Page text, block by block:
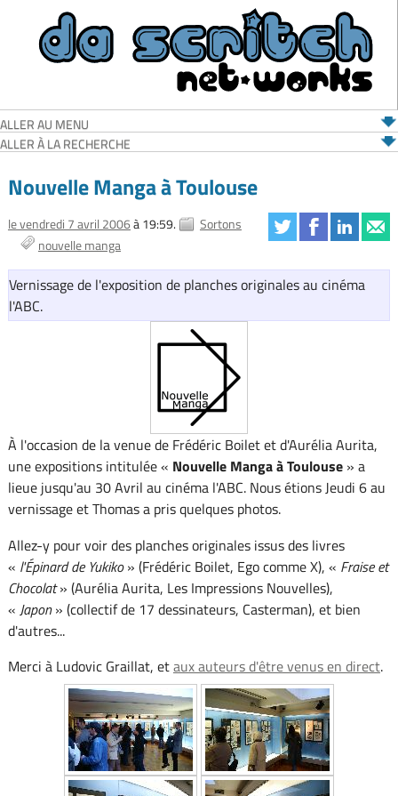
ALLER AU MENU
ALLER À LA RECHERCHE
Nouvelle Manga à Toulouse
le vendredi 7 avril 2006à 19:59.
Sortons
nouvelle manga
Vernissage de l'exposition de planches originales au cinéma
l'ABC.
À l'occasion de la venue de Frédéric Boilet et d'Aurélia Aurita,
une expositions intitulée « Nouvelle Manga à Toulouse» a
lieue jusqu'au 30 Avril au cinéma l'ABC. Nous étions Jeudi 6 au
vernissage et Thomas a pris quelques photos.
Allez-y pour voir des planches originales issus des livres
« l'Épinard de Yukiko» (Frédéric Boilet, Ego comme X), « Fraise et
Chocolat» (Aurélia Aurita, Les Impressions Nouvelles),
« Japon» (collectif de 17 dessinateurs, Casterman), et bien
d'autres...
Merci à Ludovic Graillat, etaux auteurs d'être venus en direct.